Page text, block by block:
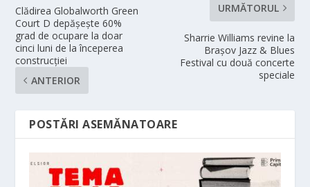
Clădirea Globalworth Green
Court D depășește 60%
grad de ocupare la doar
cinci luni de la începerea
construcției
ANTERIOR
URMĂTORUL
Sharrie Williams revine la
Brașov Jazz & Blues
Festival cu două concerte
speciale
POSTĂRI ASEMĂNATOARE